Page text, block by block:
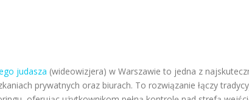
judasza (wideowizjera) w Warszawie to jedna z
prywatnych oraz biurach. To rozwiązanie łączy